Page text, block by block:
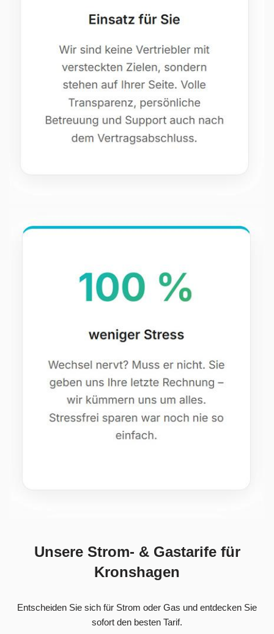
Unsere Strom- & Gastarife für
Kronshagen
Entscheiden Sie sich für Strom oder Gas und entdecken Sie
sofort den besten Tarif.